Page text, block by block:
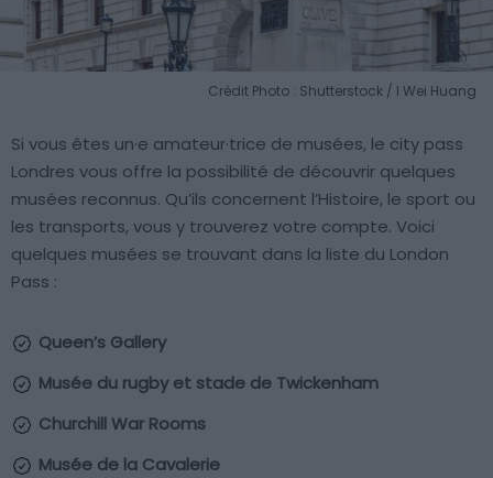
Crédit Photo : Shutterstock / I Wei Huang
Si vous êtes un·e amateur·trice de musées, le city pass
Londres vous offre la possibilité de découvrir quelques
musées reconnus. Qu’ils concernent l’Histoire, le sport ou
les transports, vous y trouverez votre compte. Voici
quelques musées se trouvant dans la liste du London
Pass :
Queen’s Gallery
Musée du rugby et stade de Twickenham
Churchill War Rooms
Musée de la Cavalerie